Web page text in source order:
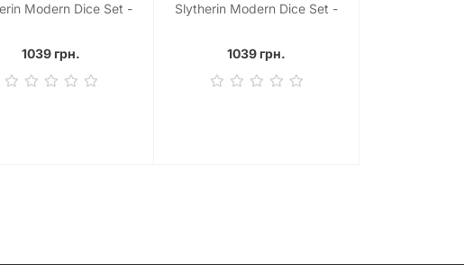
Modern Dice Set -
1039 грн.
Slytherin Modern Dice Set -
1039 грн.